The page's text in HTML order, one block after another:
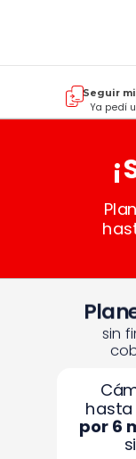
hasta
por 6
sin
Seguir
Ya pedí